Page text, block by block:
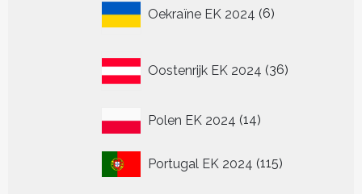
Oekraïne EK 2024 6
producten
Oostenrijk EK 2024 36
producten
Polen EK 2024 1414
Portugal EK 2024 115115